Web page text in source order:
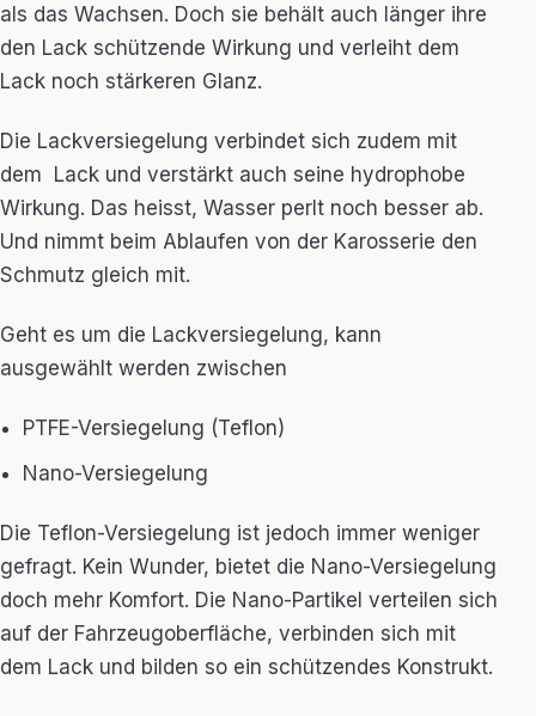
als das Wachsen. Doch sie behält auch länger ihre
den Lack schützende Wirkung und verleiht dem
Lack noch stärkeren Glanz.
Die Lackversiegelung verbindet sich zudem mit
dem Lack und verstärkt auch seine hydrophobe
Wirkung. Das heisst, Wasser perlt noch besser ab.
Und nimmt beim Ablaufen von der Karosserie den
Schmutz gleich mit.
Geht es um die Lackversiegelung, kann
ausgewählt werden zwischen
PTFE-Versiegelung (Teflon)
Nano-Versiegelung
Die Teflon-Versiegelung ist jedoch immer weniger
gefragt. Kein Wunder, bietet die Nano-Versiegelung
doch mehr Komfort. Die Nano-Partikel verteilen sich
auf der Fahrzeugoberfläche, verbinden sich mit
dem Lack und bilden so ein schützendes Konstrukt.